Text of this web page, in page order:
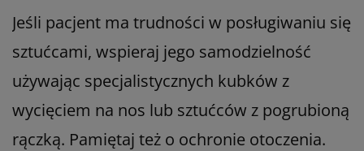
Jeśli pacjent ma trudności w posługiwaniu się
sztućcami, wspieraj jego samodzielność
używając specjalistycznych kubków z
wycięciem na nos lub sztućców z pogrubioną
rączką. Pamiętaj też o ochronie otoczenia.